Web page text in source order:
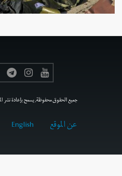
جميع الحقوق محفوظة, يسمح بإعادة نشر
عن الموقع English